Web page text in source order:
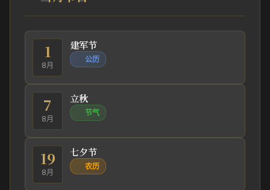
1
8月
建军节
公历
7
8月
立秋
节气
19
8月
七夕节
农历